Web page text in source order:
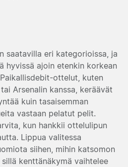
saatavilla eri kategorioissa, ja
hyvissä ajoin etenkin korkean
ottelut, kuten
Arsenalin kanssa, keräävät
kuin tasaisemman
vastaan pelatut pelit.
kun hankkii ottelulipun
Lippua valitessa
siihen, mihin katsomon
kenttänäkymä vaihtelee